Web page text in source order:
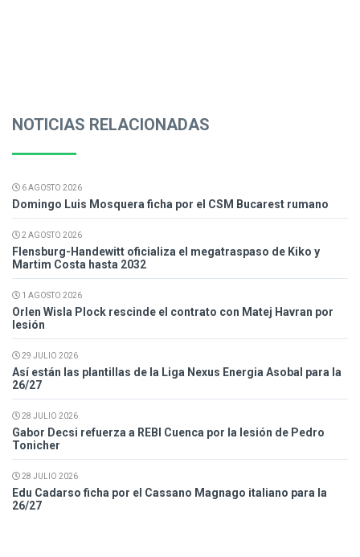
NOTICIAS RELACIONADAS
6 AGOSTO 2026
Domingo Luis Mosquera ficha por el CSM Bucarest rumano
2 AGOSTO 2026
Flensburg-Handewitt oficializa el megatraspaso de Kiko y
Martim Costa hasta 2032
1 AGOSTO 2026
Orlen Wisla Plock rescinde el contrato con Matej Havran por
lesión
29 JULIO 2026
Así están las plantillas de la Liga Nexus Energia Asobal para la
26/27
28 JULIO 2026
Gabor Decsi refuerza a REBI Cuenca por la lesión de Pedro
Tonicher
28 JULIO 2026
Edu Cadarso ficha por el Cassano Magnago italiano para la
26/27